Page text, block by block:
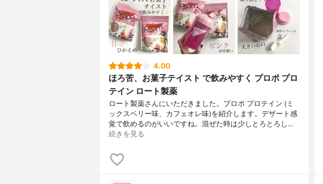
4.00
ほろ苦、お菓子テイスト で飲みやすく プロポ プロ
テイン ロート製薬
ロート製薬さんにいただきました。プロポ プロテイン (ミ
ックスベリー味、カフェオレ味)を紹介します。デザート感
覚で飲めるのがいいですね。混ぜた時は少しとろとろし…
続きを見る